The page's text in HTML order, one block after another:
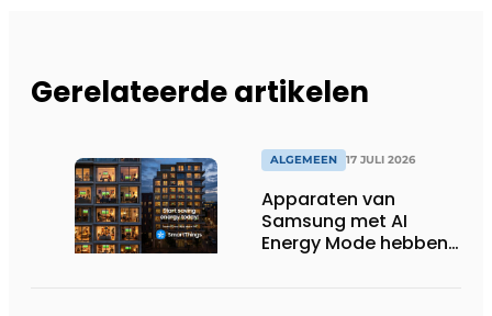
Gerelateerde artikelen
ALGEMEEN 17 JULI 2026
Apparaten van
Samsung met AI
Energy Mode hebben